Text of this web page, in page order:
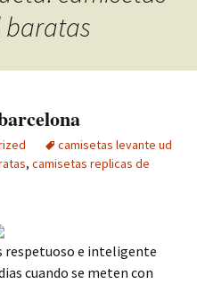
baratas
camisetas levante ud
, camisetas replicas de
respetuoso e inteligente
cuando se meten con